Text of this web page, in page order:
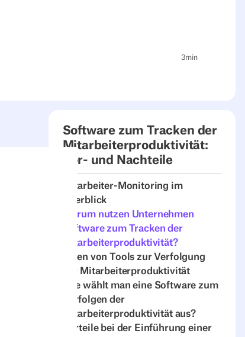
3min
Software zum Tracken der
Mitarbeiterproduktivität:
Vor- und Nachteile
Mitarbeiter-Monitoring im
Überblick
Warum nutzen Unternehmen
Software zum Tracken der
Mitarbeiterproduktivität?
Arten von Tools zur Verfolgung
der Mitarbeiterproduktivität
Wie wählt man eine Software zum
Verfolgen der
Mitarbeiterproduktivität aus?
Vorteile bei der Einführung einer